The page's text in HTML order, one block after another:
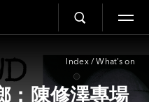
Index / What’s on
：陳修澤專場